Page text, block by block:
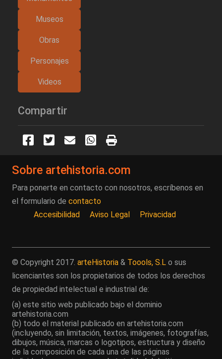
Museos
Obras
Personajes
Videos
Compartir
Sobre artehistoria.com
Para ponerte en contacto con nosotros, escríbenos en
el formulario de contacto
Accesibilidad
Aviso Legal Privacidad
© Copyright 2017. arteHistoria & Toools, S.L o sus
licenciantes son los propietarios de todos los derechos
de propiedad intelectual e industrial de:
(a) este sitio web publicado bajo el dominio
artehistoria.com
(b) todo el material publicado en artehistoria.com
(incluyendo, sin limitación, textos, imágenes, fotografías,
dibujos, música, marcas o logotipos, estructura y diseño
de la composición de cada una de las páginas